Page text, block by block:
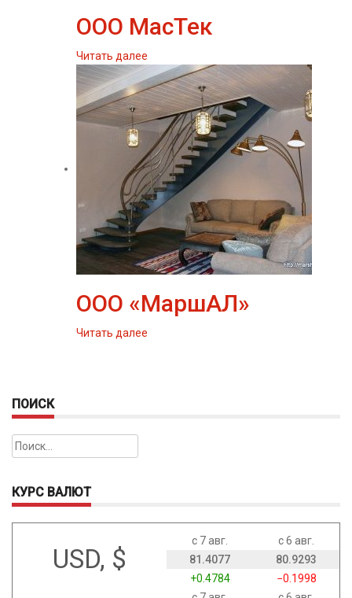
ООО МасТек
Читать далее
ООО «МаршАЛ»
Читать далее
ПОИСК
Найти:
КУРС ВАЛЮТ
USD, $
с 7 авг.
с 6 авг.
81.4077
80.9293
+0.4784
−0.1998